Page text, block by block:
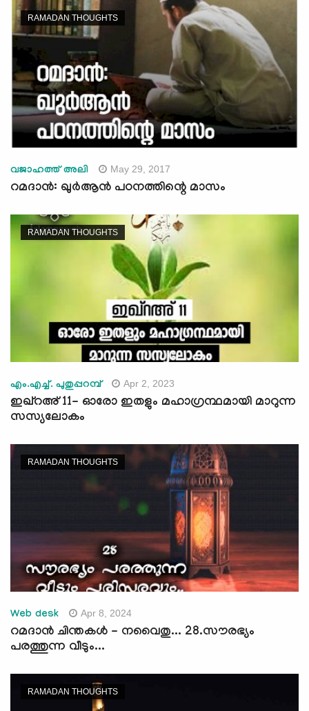
RAMADAN THOUGHTS
വജാഹത്ത് അലി May 29, 2017
റമദാന്‍: ഖുര്‍ആന്‍ പഠനത്തിന്റെ മാസം
RAMADAN THOUGHTS
എം.എച്ച്. പുതുപ്പറമ്പ് Apr 2, 2023
ഇഖ്റഅ് 11- ഓരോ ഇതളും മഹാഗ്രന്ഥമായി മാറുന്ന
സസ്യലോകം
RAMADAN THOUGHTS
Web desk Apr 8, 2024
റമദാന്‍ ചിന്തകള്‍ - നവൈതു... 28.സൗരഭ്യം
പരത്തുന്ന വീടും...
RAMADAN THOUGHTS